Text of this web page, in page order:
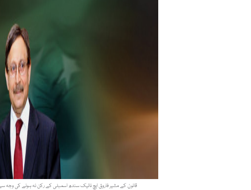
قانون کے مشیر فاروق ایچ نائیک سندھ اسمبلی کے رکن نہ ہونے کی